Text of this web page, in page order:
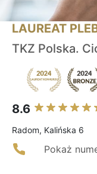
LAUREAT
TKZ Polska.
8.6
Radom, Kalińska 6
Pokaż